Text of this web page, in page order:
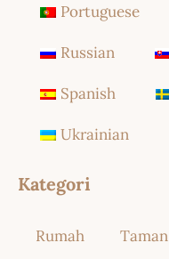
Portuguese
Russian
Spanish
Ukrainian
Kategori
Rumah Taman